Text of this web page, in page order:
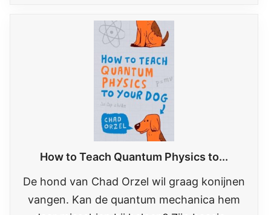
How to Teach Quantum Physics to...
De hond van Chad Orzel wil graag konijnen
vangen. Kan de quantum mechanica hem